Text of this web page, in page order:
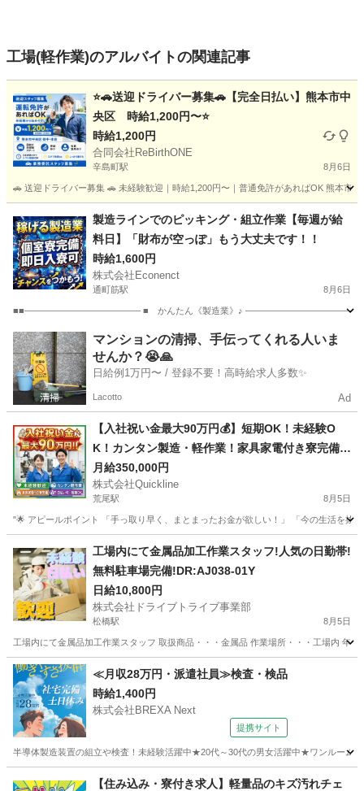
工場(軽作業)のアルバイトの関連記事
⭐🚗送迎ドライバー募集🚗【完全日払い】熊本市中
央区 時給1,200円〜⭐
時給1,200円
合同会社ReBirthONE
辛島町駅 8月6日
🚗 送迎ドライバー募集 🚗 未経験歓迎｜時給1,200円〜｜普通免許があればOK 熊本市
辛島町駅 軽作業 スタッフ
製造ラインでのピッキング・組立作業【毎週が給
料日】「財布が空っぽ」もう大丈夫です！！
時給1,600円
株式会社Econenct
通町筋駅 8月6日
■■――――――――――――― ■ かんたん《製造業》♪ ――――――――――――――― 製造ライ
熊本 熊本市 通町筋駅 工場 ライン
マンションの清掃、手伝ってくれる人いま
せんか？😭🙏
日給例1万円〜 / 登録不要！高時給求人多数✨
Lacotto Ad
【入社祝い金最大90万円💰】短期OK！未経験O
K！カンタン製造・軽作業！家具家電付き寮完備
🏠
月給350,000円
株式会社Quickline
荒尾駅 8月5日
"🌟 アピールポイント 「手っ取り早く、まとまったお金が欲しい！」 「今の生活を抜
荒尾駅 工場 時給
工場内にて金属品加工作業スタッフ!人気の日勤帯!
無料駐車場完備!DR:AJ038-01Y
日給10,800円
株式会社ドライブトライブ事業部
松橋駅 8月5日
工場内にて金属品加工作業スタッフ 取扱商品・・・金属品 作業場所・・・工場内
熊本 宇城市 松橋駅 工場 スタッフ
≪月収28万円・派遣社員≫検査・検品
時給1,400円
株式会社BREXA Next
提携サイト
半導体製造装置の組立や検査！未経験活躍中★20代～30代の男女活躍中★ワンルーム
【住み込み・寮付き求人】軽量品のキズ汚れチェ